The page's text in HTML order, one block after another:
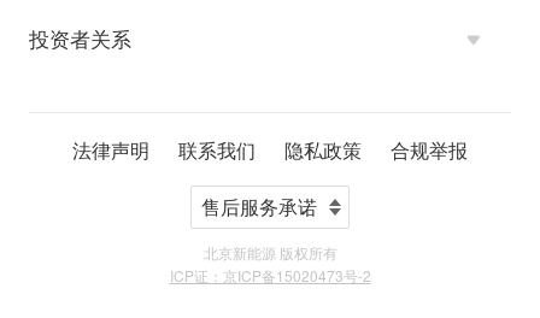
投资者关系
法律声明 联系我们 隐私政策 合规举报
北京新能源 版权所有
ICP证：京ICP备15020473号-2